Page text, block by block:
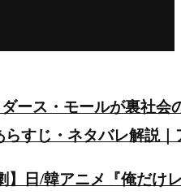
ダース・モールが裏社
らすじ・ネタバレ解説
】日/韓アニメ『俺だ